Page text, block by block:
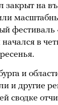
закрыт на
фестиваль
в
и
и другие
сводке